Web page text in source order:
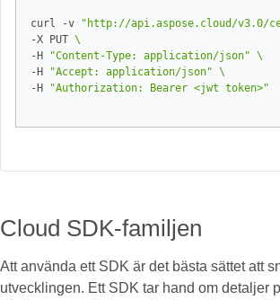
curl -v
"http://api.aspose.cloud/v3.0/
-X PUT
-H
"Content-Type: application/json"
-H
"Accept: application/json"
-H
"Authorization: Bearer <jwt token>"
Cloud SDK-familjen
Att använda ett SDK är det bästa sättet att
utvecklingen. Ett SDK tar hand om detaljer